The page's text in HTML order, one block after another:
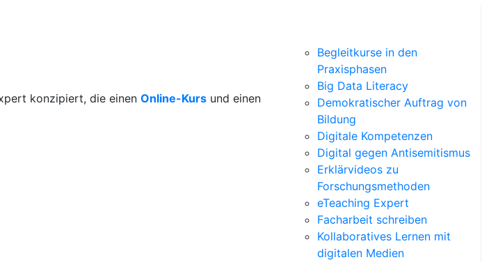
konzipiert, die einen Online-Kurs und einen
Begleitkurse in den
Praxisphasen
Big Data Literacy
Demokratischer Auftrag von
Bildung
Digitale Kompetenzen
Digital gegen Antisemitismus
Erklärvideos zu
Forschungsmethoden
eTeaching Expert
Facharbeit schreiben
Kollaboratives Lernen mit
digitalen Medien